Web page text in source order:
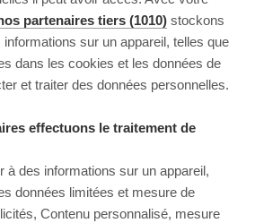
partenaires tiers (1010) stockons
sur un appareil, telles que
dans les cookies et les données de
et traiter des données personnelles.
effectuons le traitement de
à des informations sur un appareil,
données limitées et mesure de
Contenu personnalisé, mesure